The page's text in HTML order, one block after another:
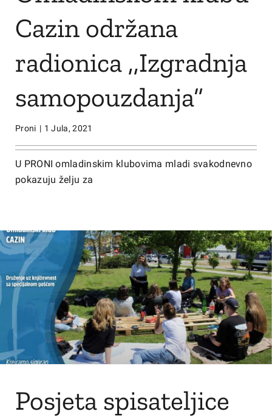
Cazin održana
radionica ,,Izgradnja
samopouzdanja”
Proni | 1 Jula, 2021
U PRONI omladinskim klubovima mladi svakodnevno
pokazuju želju za
Posjeta spisateljice